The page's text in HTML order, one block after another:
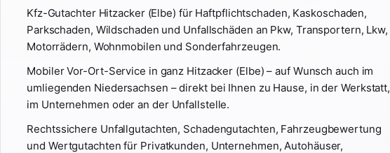
Kfz-Gutachter Hitzacker (Elbe) für Haftpflichtschaden, Kaskoschaden,
Parkschaden, Wildschaden und Unfallschäden an Pkw, Transportern, Lkw,
Motorrädern, Wohnmobilen und Sonderfahrzeugen.
Mobiler Vor-Ort-Service in ganz Hitzacker (Elbe) – auf Wunsch auch im
umliegenden Niedersachsen – direkt bei Ihnen zu Hause, in der Werkstatt,
im Unternehmen oder an der Unfallstelle.
Rechtssichere Unfallgutachten, Schadengutachten, Fahrzeugbewertung
und Wertgutachten für Privatkunden, Unternehmen, Autohäuser,